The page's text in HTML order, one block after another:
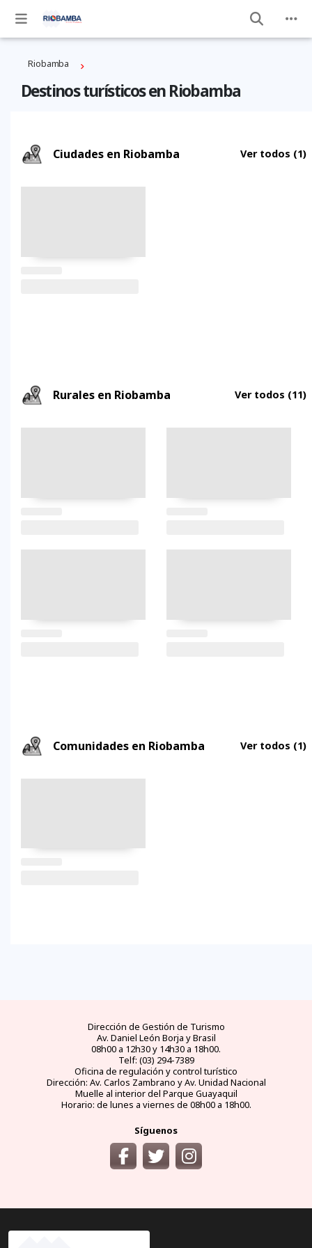
Riobamba
Destinos turísticos en Riobamba
Ciudades en Riobamba Ver todos (1)
Rurales en Riobamba Ver todos (11)
Comunidades en Riobamba Ver todos (1)
Dirección de Gestión de Turismo
Av. Daniel León Borja y Brasil
08h00 a 12h30 y 14h30 a 18h00.
Telf: (03) 294-7389
Oficina de regulación y control turístico
Dirección: Av. Carlos Zambrano y Av. Unidad Nacional
Muelle al interior del Parque Guayaquil
Horario: de lunes a viernes de 08h00 a 18h00.
Síguenos